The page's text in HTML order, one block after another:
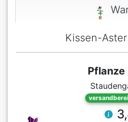
Kissen-
Pflanze